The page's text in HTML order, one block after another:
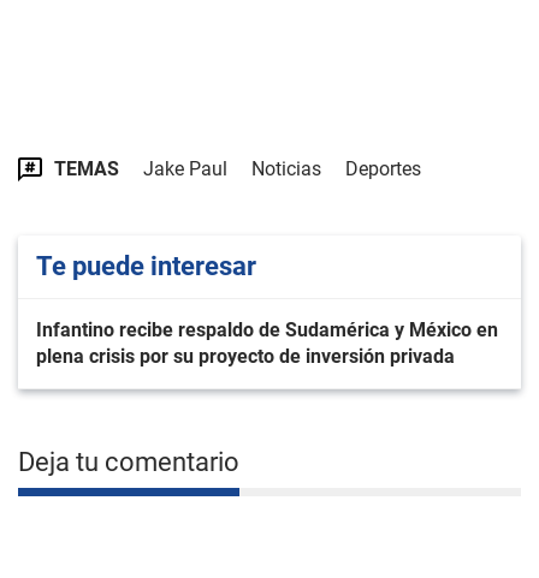
TEMAS Jake Paul Noticias Deportes
Te puede interesar
Infantino recibe respaldo de Sudamérica y México en
plena crisis por su proyecto de inversión privada
Deja tu comentario